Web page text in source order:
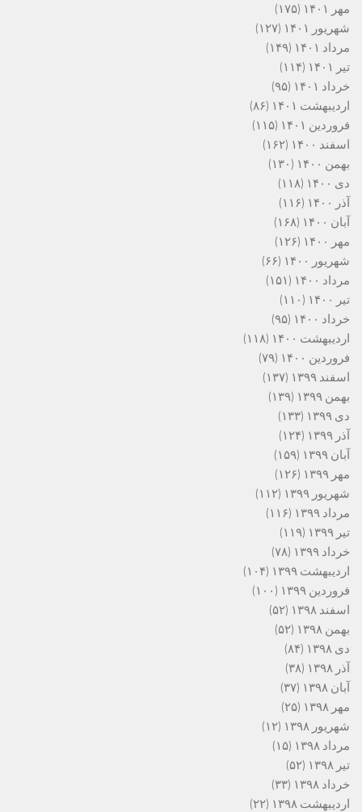
مهر ۱۴۰۱
(۱۷۵)
شهریور ۱۴۰۱
(۱۲۷)
مرداد ۱۴۰۱
(۱۴۹)
تیر ۱۴۰۱
(۱۱۴)
خرداد ۱۴۰۱
(۹۵)
اردیبهشت ۱۴۰۱
(۸۶)
فروردین ۱۴۰۱
(۱۱۵)
اسفند ۱۴۰۰
(۱۶۲)
بهمن ۱۴۰۰
(۱۳۰)
دی ۱۴۰۰
(۱۱۸)
آذر ۱۴۰۰
(۱۱۶)
آبان ۱۴۰۰
(۱۶۸)
مهر ۱۴۰۰
(۱۲۶)
شهریور ۱۴۰۰
(۶۶)
مرداد ۱۴۰۰
(۱۵۱)
تیر ۱۴۰۰
(۱۱۰)
خرداد ۱۴۰۰
(۹۵)
اردیبهشت ۱۴۰۰
(۱۱۸)
فروردین ۱۴۰۰
(۷۹)
اسفند ۱۳۹۹
(۱۳۷)
بهمن ۱۳۹۹
(۱۳۹)
دی ۱۳۹۹
(۱۳۳)
آذر ۱۳۹۹
(۱۲۴)
آبان ۱۳۹۹
(۱۵۹)
مهر ۱۳۹۹
(۱۲۶)
شهریور ۱۳۹۹
(۱۱۲)
مرداد ۱۳۹۹
(۱۱۶)
تیر ۱۳۹۹
(۱۱۹)
خرداد ۱۳۹۹
(۷۸)
اردیبهشت ۱۳۹۹
(۱۰۴)
فروردین ۱۳۹۹
(۱۰۰)
اسفند ۱۳۹۸
(۵۲)
بهمن ۱۳۹۸
(۵۲)
دی ۱۳۹۸
(۸۴)
آذر ۱۳۹۸
(۳۸)
آبان ۱۳۹۸
(۳۷)
مهر ۱۳۹۸
(۲۵)
شهریور ۱۳۹۸
(۱۲)
مرداد ۱۳۹۸
(۱۵)
تیر ۱۳۹۸
(۵۲)
خرداد ۱۳۹۸
(۳۳)
اردیبهشت ۱۳۹۸
(۲۲)